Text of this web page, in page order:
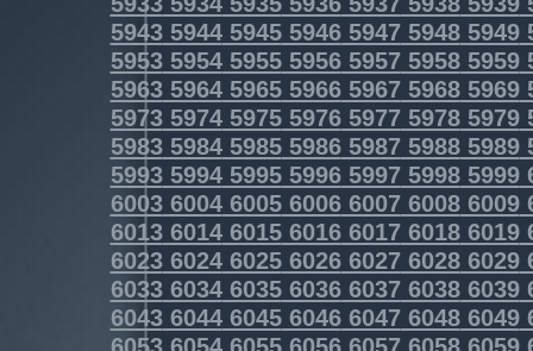
5943594459455946594759485949
5953595459555956595759585959
5963596459655966596759685969
5973597459755976597759785979
5983598459855986598759885989
5993599459955996599759985999
6003600460056006600760086009
6013601460156016601760186019
6023602460256026602760286029
6033603460356036603760386039
6043604460456046604760486049